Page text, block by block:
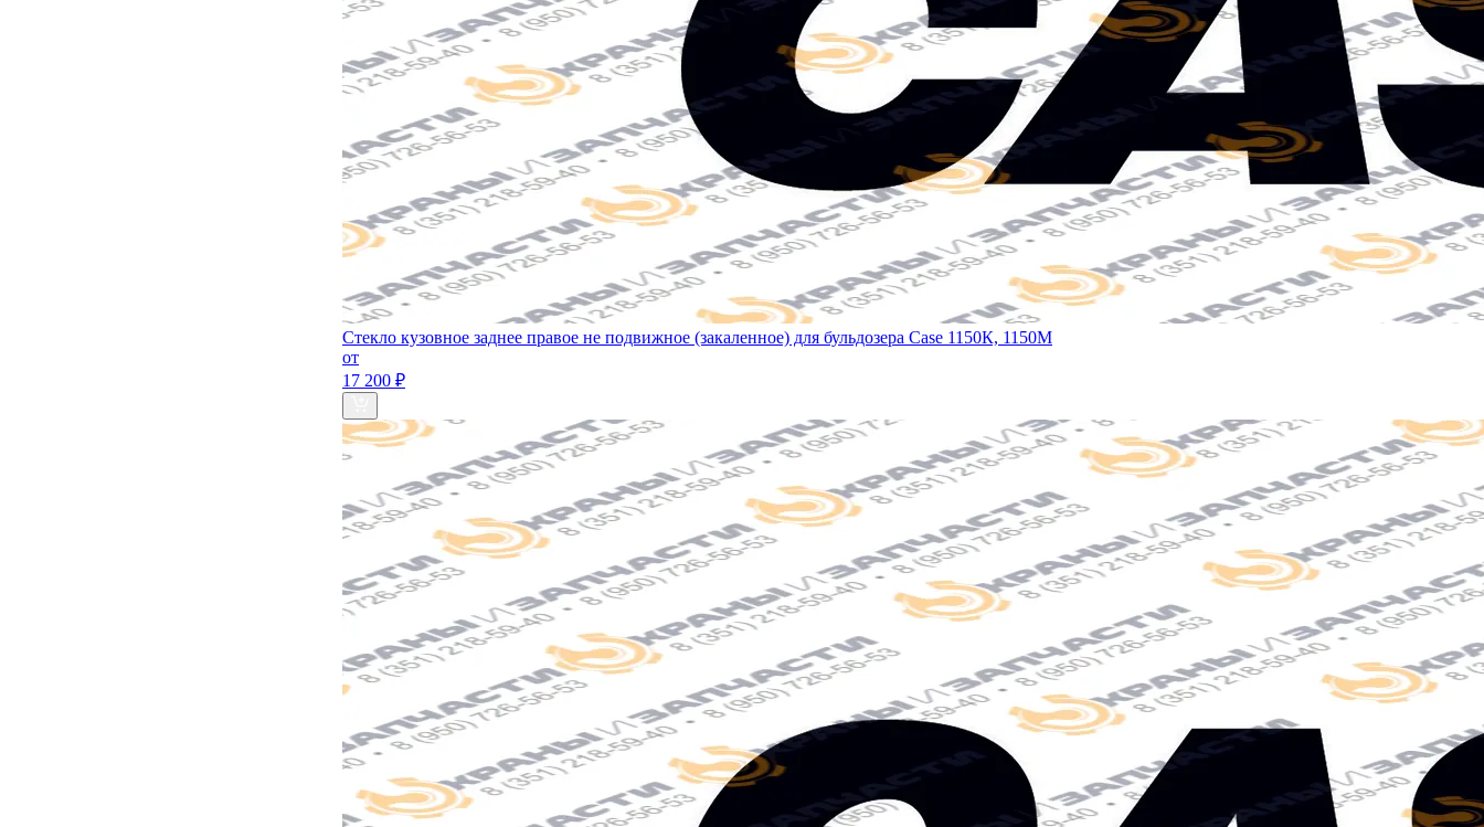
Стекло кузовное заднее правое не подвижное (закаленное) для бульдозера Case 1150К, 1150М
от
17 200 ₽